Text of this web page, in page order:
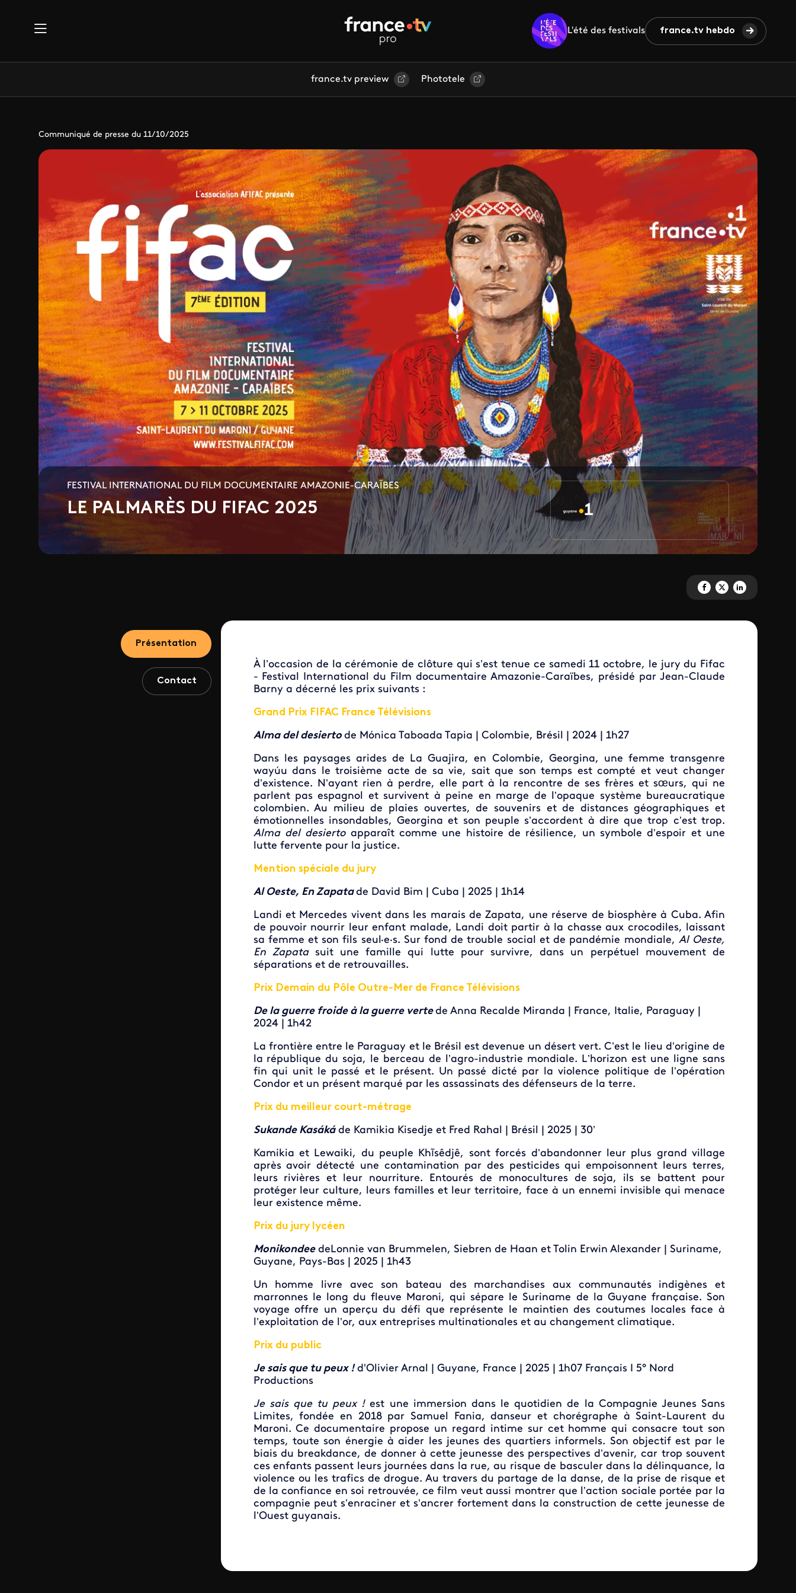
L'été des festivals france.tv hebdo
france.tv preview Phototele
Communiqué de presse du 11/10/2025
FESTIVAL INTERNATIONAL DU FILM DOCUMENTAIRE AMAZONIE-CARAÏBES
LE PALMARÈS DU FIFAC 2025
Partagez 'LE PALMARÈS DU
Partagez 'LE PALMARÈS
Partagez 'LE
Présentation
Contact
À l’occasion de la cérémonie de clôture qui s’est tenue ce samedi 11 octobre, le jury du Fifac
- Festival International du Film documentaire Amazonie-Caraïbes, présidé par Jean-Claude
Barny a décerné les prix suivants :
Grand Prix FIFAC France Télévisions
Alma del desiertode Mónica Taboada Tapia | Colombie, Brésil | 2024 | 1h27
Dans les paysages arides de La Guajira, en Colombie, Georgina, une femme transgenre
wayúu dans le troisième acte de sa vie, sait que son temps est compté et veut changer
d’existence. N’ayant rien à perdre, elle part à la rencontre de ses frères et sœurs, qui ne
parlent pas espagnol et survivent à peine en marge de l’opaque système bureaucratique
colombien. Au milieu de plaies ouvertes, de souvenirs et de distances géographiques et
émotionnelles insondables, Georgina et son peuple s’accordent à dire que trop c’est trop.
Alma del desiertoapparaît comme une histoire de résilience, un symbole d’espoir et une
lutte fervente pour la justice.
Mention spéciale du jury
Al Oeste, En Zapatade David Bim | Cuba | 2025 | 1h14
Landi et Mercedes vivent dans les marais de Zapata, une réserve de biosphère à Cuba. Afin
de pouvoir nourrir leur enfant malade, Landi doit partir à la chasse aux crocodiles, laissant
sa femme et son fils seul·e·s. Sur fond de trouble social et de pandémie mondiale, Al Oeste,
En Zapatasuit une famille qui lutte pour survivre, dans un perpétuel mouvement de
séparations et de retrouvailles.
Prix Demain du Pôle Outre-Mer de France Télévisions
De la guerre froide à la guerre vertede Anna Recalde Miranda | France, Italie, Paraguay |
2024 | 1h42
La frontière entre le Paraguay et le Brésil est devenue un désert vert. C’est le lieu d’origine de
la république du soja, le berceau de l’agro-industrie mondiale. L’horizon est une ligne sans
fin qui unit le passé et le présent. Un passé dicté par la violence politique de l’opération
Condor et un présent marqué par les assassinats des défenseurs de la terre.
Prix du meilleur court-métrage
Sukande Kasákáde Kamikia Kisedje et Fred Rahal | Brésil | 2025 | 30’
Kamikia et Lewaiki, du peuple Khĩsêdjê, sont forcés d’abandonner leur plus grand village
après avoir détecté une contamination par des pesticides qui empoisonnent leurs terres,
leurs rivières et leur nourriture. Entourés de monocultures de soja, ils se battent pour
protéger leur culture, leurs familles et leur territoire, face à un ennemi invisible qui menace
leur existence même.
Prix du jury lycéen
MonikondeedeLonnie van Brummelen, Siebren de Haan et Tolin Erwin Alexander | Suriname,
Guyane, Pays-Bas | 2025 | 1h43
Un homme livre avec son bateau des marchandises aux communautés indigènes et
marronnes le long du fleuve Maroni, qui sépare le Suriname de la Guyane française. Son
voyage offre un aperçu du défi que représente le maintien des coutumes locales face à
l’exploitation de l’or, aux entreprises multinationales et au changement climatique.
Prix du public
Je sais que tu peux !d'Olivier Arnal | Guyane, France | 2025 | 1h07 Français I 5° Nord
Productions
Je sais que tu peux !est une immersion dans le quotidien de la Compagnie Jeunes Sans
Limites, fondée en 2018 par Samuel Fania, danseur et chorégraphe à Saint-Laurent du
Maroni. Ce documentaire propose un regard intime sur cet homme qui consacre tout son
temps, toute son énergie à aider les jeunes des quartiers informels. Son objectif est par le
biais du breakdance, de donner à cette jeunesse des perspectives d’avenir, car trop souvent
ces enfants passent leurs journées dans la rue, au risque de basculer dans la délinquance, la
violence ou les trafics de drogue. Au travers du partage de la danse, de la prise de risque et
de la confiance en soi retrouvée, ce film veut aussi montrer que l’action sociale portée par la
compagnie peut s’enraciner et s’ancrer fortement dans la construction de cette jeunesse de
l’Ouest guyanais.